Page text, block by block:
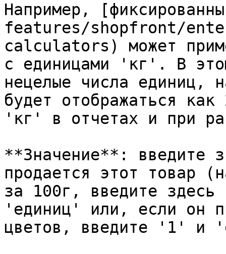
Например,
features/shopfront/
calculators) может
с единицами 'кг'. В
нецелые числа единиц,
будет отображаться
'кг' в отчетах и при
**Значение**: введите
продается этот товар
за 100г, введите
'единиц' или, если он
цветов, введите '1' и